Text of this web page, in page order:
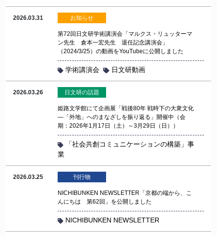
2026.03.31 お知らせ
第72回日文研学術講演会「マルクス・リュッターマ
ン先生 倉本一宏先生 退任記念講演会」
（2024/3/25）の動画をYouTubeに公開しました
学術講演会 日文研動画
2026.03.26 日文研の話題
姫路文学館にて企画展「戦後80年 戦時下の大衆文化
―「外地」へのまなざしを振り返る」開催中（会
期：2026年1月17日（土）～3月29日（日））
「社会共創コミュニケーションの構築」事
業
2026.03.25 刊行物
NICHIBUNKEN NEWSLETTER「京都の端から、こ
んにちは 第62回」を公開しました
NICHIBUNKEN NEWSLETTER